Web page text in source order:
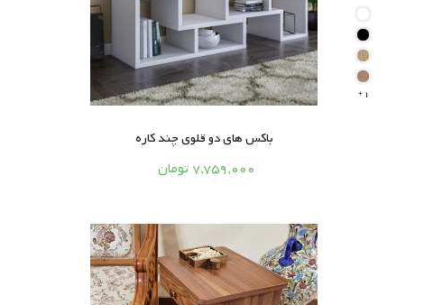
1

باکس های دو قلوی چند کاره




7,759,000 تومان